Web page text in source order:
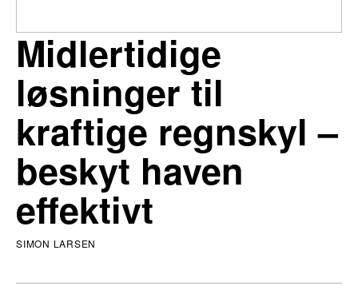
Midlertidige
løsninger til
kraftige regnskyl –
beskyt haven
effektivt
SIMON LARSEN